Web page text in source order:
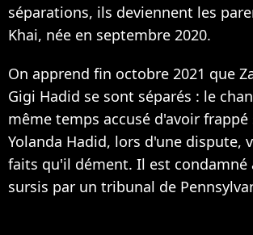
séparations, ils deviennent les
Khai, née en septembre 2020.
On apprend fin octobre 2021 que
Gigi Hadid se sont séparés : le
même temps accusé d'avoir frappé
Yolanda Hadid, lors d'une dispute,
faits qu'il dément. Il est condamné
sursis par un tribunal de